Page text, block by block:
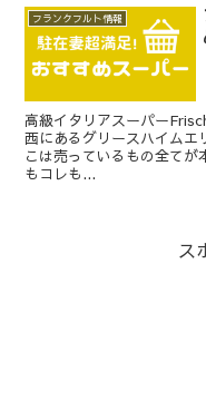
フランクフルト情報
高級イタリアスーパー
西にあるグリースハイムエ
こは売っているもの全て
もコレも...
ス